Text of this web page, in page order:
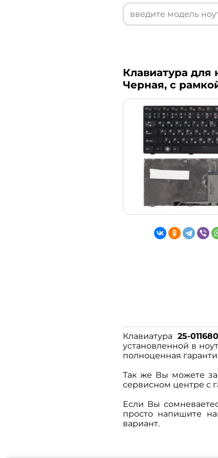
Клавиатура для
Черная, с
Клавиатура25-011680
установленной в
полноценная
Так же Вы можете
сервисном центре с
Если Вы
просто напишите
вариант.